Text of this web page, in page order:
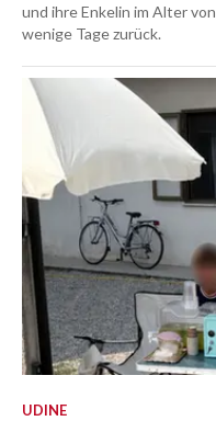
und ihre Enkelin im Alter
wenige Tage zurück.
UDINE